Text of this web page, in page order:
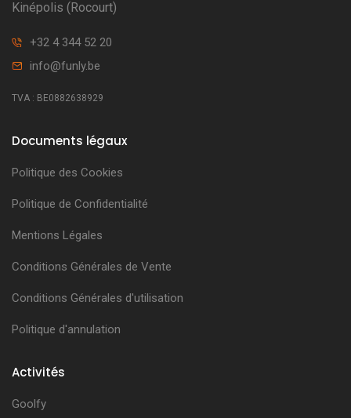
Kinépolis (Rocourt)
+32 4 344 52 20
info@funly.be
TVA : BE0882638929
Documents légaux
Politique des Cookies
Politique de Confidentialité
Mentions Légales
Conditions Générales de Vente
Conditions Générales d'utilisation
Politique d'annulation
Activités
Goolfy